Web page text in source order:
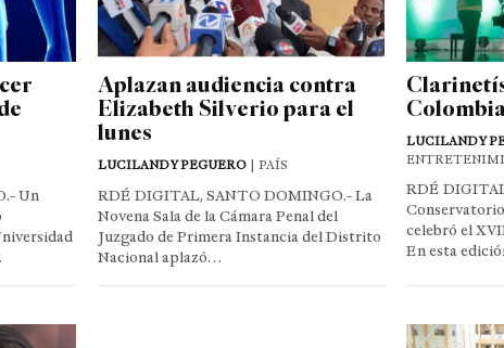
Un
Aplazan audiencia contra
Elizabeth Silverio para el
lunes
LUCILANDY PEGUERO| PAÍS
RDÉ DIGITAL, SANTO DOMINGO.- La
Novena Sala de la Cámara Penal del
Juzgado de Primera Instancia del Distrito
Nacional aplazó…
LUCILANDY
RDÉ
celebró el
En esta